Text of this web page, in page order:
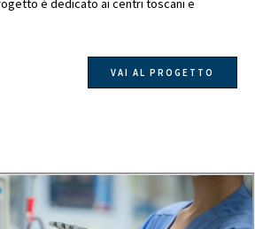
è dedicato ai centri toscani e
VAI AL PROGETTO